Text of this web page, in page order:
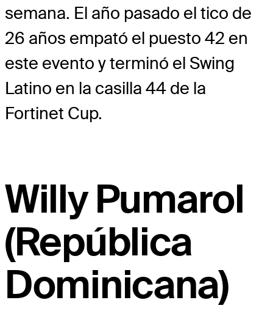
semana. El año pasado el tico de
26 años empató el puesto 42 en
este evento y terminó el Swing
Latino en la casilla 44 de la
Fortinet Cup.
Willy Pumarol
(República
Dominicana)